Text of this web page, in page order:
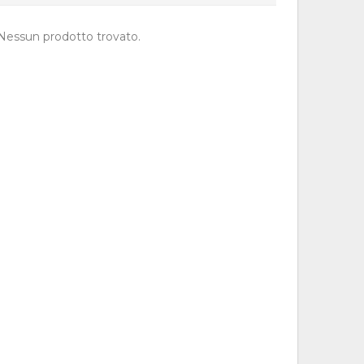
prodotto trovato.